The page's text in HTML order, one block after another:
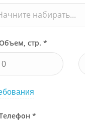
набирать...
стр. *
*